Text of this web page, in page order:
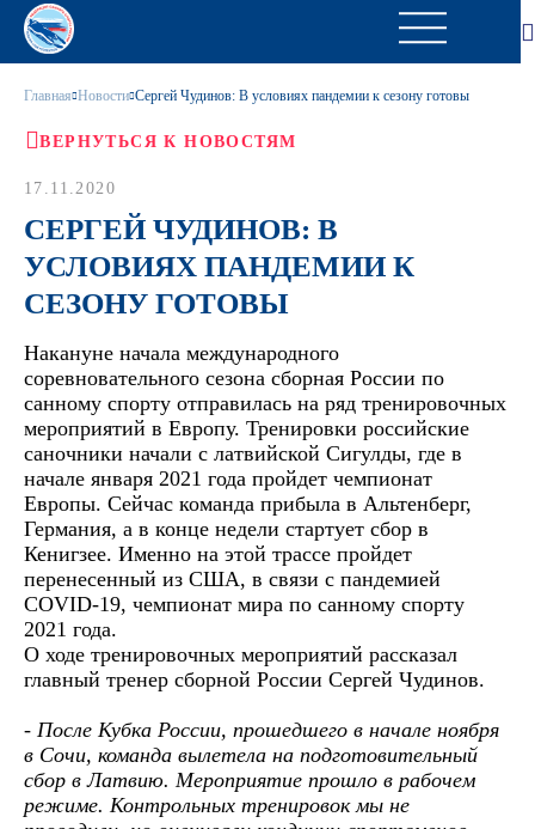
Главная Новости Сергей Чудинов: В условиях пандемии к сезону готовы
ВЕРНУТЬСЯ К НОВОСТЯМ
17.11.2020
СЕРГЕЙ ЧУДИНОВ: В
УСЛОВИЯХ ПАНДЕМИИ К
СЕЗОНУ ГОТОВЫ
Накануне начала международного
соревновательного сезона сборная России по
санному спорту отправилась на ряд тренировочных
мероприятий в Европу. Тренировки российские
саночники начали с латвийской Сигулды, где в
начале января 2021 года пройдет чемпионат
Европы. Сейчас команда прибыла в Альтенберг,
Германия, а в конце недели стартует сбор в
Кенигзее. Именно на этой трассе пройдет
перенесенный из США, в связи с пандемией
COVID-19, чемпионат мира по санному спорту
2021 года.
О ходе тренировочных мероприятий рассказал
главный тренер сборной России Сергей Чудинов.
- После Кубка России, прошедшего в начале ноября
в Сочи, команда вылетела на подготовительный
сбор в Латвию. Мероприятие прошло в рабочем
режиме. Контрольных тренировок мы не